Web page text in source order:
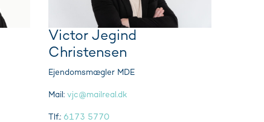
Victor Jegind
Christensen
Ejendomsmægler MDE
Mail: vjc@mailreal.dk
Tlf.: 6173 5770